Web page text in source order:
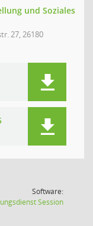
und Soziales
27, 26180
Software:
Session(Wird in